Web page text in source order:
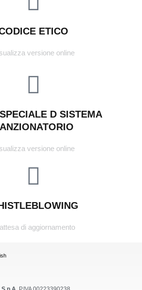
ETICO
versione online
D SISTEMA
versione online
attesa di aggiornamento